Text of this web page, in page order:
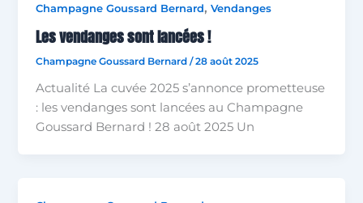
Champagne Goussard Bernard,Vendanges
Les vendanges sont lancées !
Champagne Goussard Bernard/28 août 2025
Actualité La cuvée 2025 s’annonce prometteuse
: les vendanges sont lancées au Champagne
Goussard Bernard ! 28 août 2025 Un